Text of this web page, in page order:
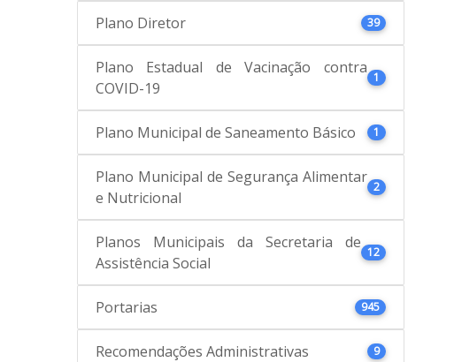
Plano Diretor 39
Plano Estadual de Vacinação contra
COVID-19
1
Plano Municipal de Saneamento Básico 1
Plano Municipal de Segurança Alimentar
e Nutricional
2
Planos Municipais da Secretaria de
Assistência Social
12
Portarias 945
Recomendações Administrativas 9